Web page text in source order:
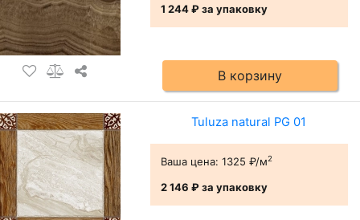
1 244 ₽за упаковку
В корзину
Tuluza natural PG 01
Ваша цена: 1325 ₽/м2
2 146 ₽за упаковку